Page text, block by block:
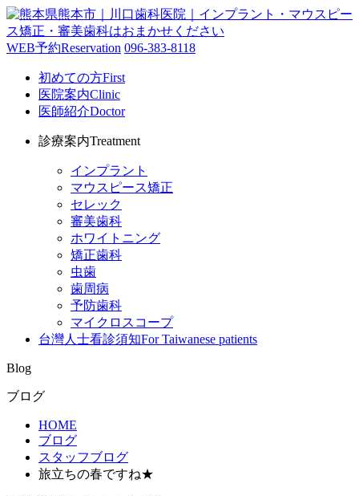
WEB予約Reservation 096-383-8118
初めての方First
医院案内Clinic
医師紹介Doctor
診療案内Treatment
インプラント
マウスピース矯正
セレック
審美歯科
ホワイトニング
矯正歯科
虫歯
歯周病
予防歯科
マイクロスコープ
台灣人士看診須知For Taiwanese patients
Blog
ブログ
HOME
ブログ
スタッフブログ
旅立ちの春ですね★